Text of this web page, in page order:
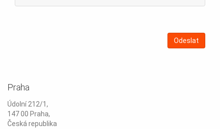
Praha
Údolní 212/1,
147 00 Praha,
Česká republika